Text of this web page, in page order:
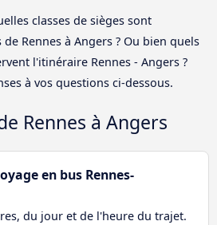
classes de sièges sont
Rennes à Angers ? Ou bien quels
l'itinéraire Rennes - Angers ?
à vos questions ci-dessous.
Rennes à Angers
en bus Rennes-
du jour et de l'heure du trajet.